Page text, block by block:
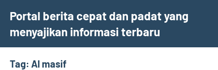
content
Portal berita cepat dan padat yang
menyajikan informasi terbaru
Tag: AI masif